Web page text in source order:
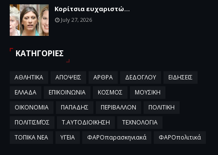
Κορίτσια ευχαριστώ...
July 27, 2026
ΚΑΤΗΓΟΡΙΕΣ
ΑΘΛΗΤΙΚΑ ΑΠΟΨΕΙΣ ΑΡΘΡΑ ΔΕΔΟΓΛΟΥ
ΕΙΔΗΣΕΙΣ
ΕΛΛΑΔΑ
ΕΠΙΚΟΙΝΩΝΙΑ ΚΟΣΜΟΣ
ΜΟΥΣΙΚΗ
ΟΙΚΟΝΟΜΙΑ
ΠΑΠΑΔΗΣ ΠΕΡΙΒΑΛΛΟΝ
ΠΟΛΙΤΙΚΗ
ΠΟΛΙΤΙΣΜΌΣ
Τ.ΑΥΤΟΔΙΟΙΚΗΣΗ
ΤΕΧΝΟΛΟΓΙΑ
ΤΟΠΙΚΑ ΝΕΑ
ΥΓΕΙΑ ΦΑΡΟπαρασκηνιακά ΦΑΡΟπολιτικά